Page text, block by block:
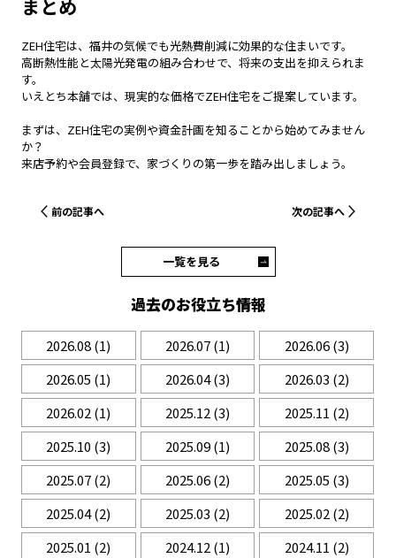
まとめ
ZEH住宅は、福井の気候でも光熱費削減に効果的な住まいです。
高断熱性能と太陽光発電の組み合わせで、将来の支出を抑えられま
す。
いえとち本舗では、現実的な価格でZEH住宅をご提案しています。
まずは、ZEH住宅の実例や資金計画を知ることから始めてみません
か？
来店予約や会員登録で、家づくりの第一歩を踏み出しましょう。
前の記事へ
一覧を見る
次の記事へ
過去のお役立ち情報
2026.08(1) 2026.07(1) 2026.06(3)
2026.05 (1) 2026.04(3) 2026.03 (2)
2026.02(1) 2025.12(3) 2025.11 (2)
2025.10 (3) 2025.09(1) 2025.08(3)
2025.07(2) 2025.06(2) 2025.05 (3)
2025.04(2) 2025.03 (2) 2025.02(2)
2025.01 (2) 2024.12(1) 2024.11 (2)